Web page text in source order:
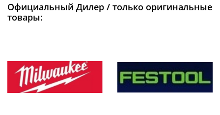
Официальный Дилер / только оригинальные
товары: